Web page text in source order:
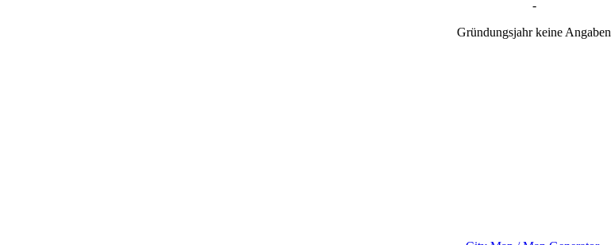
-
Gründungsjahr keine Angaben